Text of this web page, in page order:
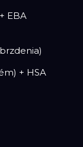
EBA
+ HSA